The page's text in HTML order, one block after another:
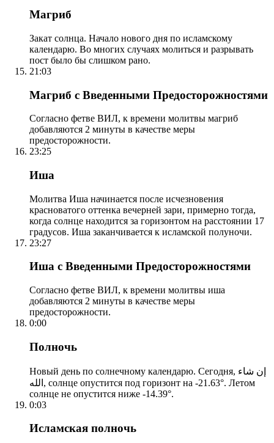
Магриб
Закат солнца. Начало нового дня по исламскому
календарю. Во многих случаях молиться и разрывать
пост было бы слишком рано.
21:03
Магриб с Введенными Предосторожностями
Согласно фетве ВИЛ, к времени молитвы магриб
добавляются 2 минуты в качестве меры
предосторожности.
23:25
Иша
Молитва Иша начинается после исчезновения
красноватого оттенка вечерней зари, примерно тогда,
когда солнце находится за горизонтом на расстоянии 17
градусов. Иша заканчивается к исламской полуночи.
23:27
Иша с Введенными Предосторожностями
Согласно фетве ВИЛ, к времени молитвы иша
добавляются 2 минуты в качестве меры
предосторожности.
0:00
Полночь
Новый день по солнечному календарю. Сегодня, إن شاء
الله, солнце опустится под горизонт на -21.63°. Летом
солнце не опустится ниже -14.39°.
0:03
Исламская полночь